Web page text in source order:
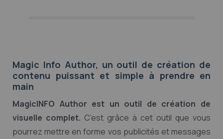
Magic Info Author, un outil de création de
contenu puissant et simple à prendre en
main
MagicINFO Author est un outil de création de
visuelle complet. C’est grâce à cet outil que vous
pourrez mettre en forme vos publicités et messages